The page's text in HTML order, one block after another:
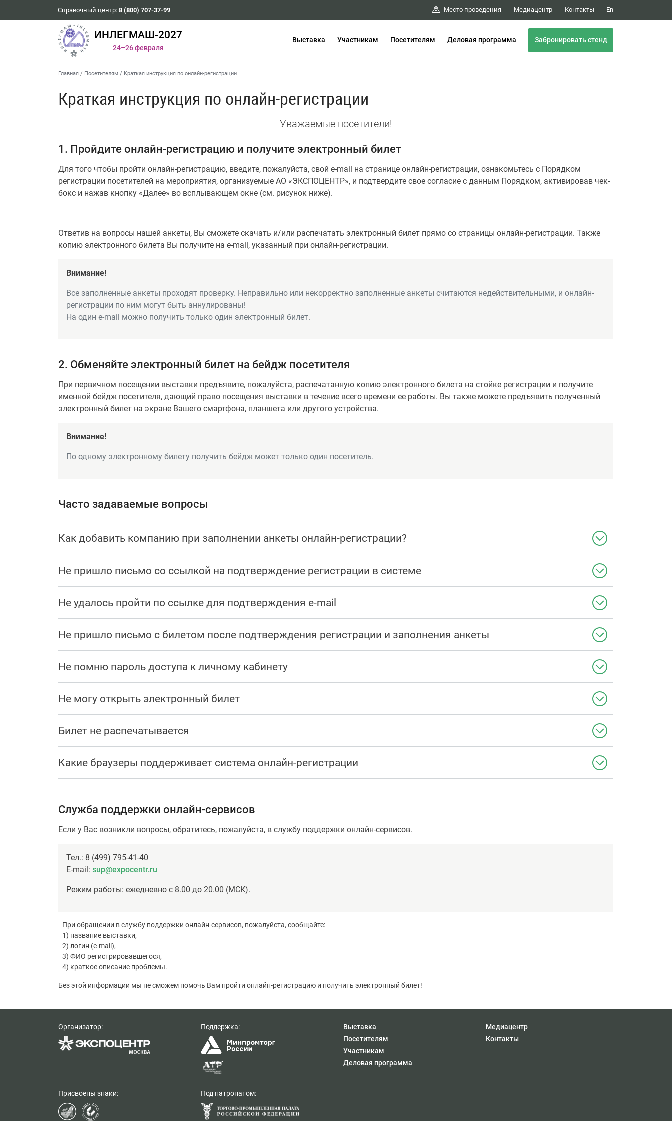
Справочный центр: 8 (800) 707-37-99 Место проведения Медиацентр Контакты En
ИНЛЕГМАШ-2027
24–26 февраля
Выставка Участникам Посетителям Деловая программа Забронировать стенд
Главная / Посетителям / Краткая инструкция по онлайн-регистрации
Краткая инструкция по онлайн-регистрации
Уважаемые посетители!
1. Пройдите онлайн-регистрацию и получите электронный билет
Для того чтобы пройти онлайн-регистрацию, введите, пожалуйста, свой e-mail на странице онлайн-регистрации, ознакомьтесь с Порядком
регистрации посетителей на мероприятия, организуемые АО «ЭКСПОЦЕНТР», и подтвердите свое согласие с данным Порядком, активировав чек-
бокс и нажав кнопку «Далее» во всплывающем окне (см. рисунок ниже).
Ответив на вопросы нашей анкеты, Вы сможете скачать и/или распечатать электронный билет прямо со страницы онлайн-регистрации. Также
копию электронного билета Вы получите на e-mail, указанный при онлайн-регистрации.
Внимание!
Все заполненные анкеты проходят проверку. Неправильно или некорректно заполненные анкеты считаются недействительными, и онлайн-
регистрации по ним могут быть аннулированы!
На один e-mail можно получить только один электронный билет.
2. Обменяйте электронный билет на бейдж посетителя
При первичном посещении выставки предъявите, пожалуйста, распечатанную копию электронного билета на стойке регистрации и получите
именной бейдж посетителя, дающий право посещения выставки в течение всего времени ее работы. Вы также можете предъявить полученный
электронный билет на экране Вашего смартфона, планшета или другого устройства.
Внимание!
По одному электронному билету получить бейдж может только один посетитель.
Часто задаваемые вопросы
Как добавить компанию при заполнении анкеты онлайн-регистрации?
Не пришло письмо со ссылкой на подтверждение регистрации в системе
Не удалось пройти по ссылке для подтверждения e-mail
Не пришло письмо с билетом после подтверждения регистрации и заполнения анкеты
Не помню пароль доступа к личному кабинету
Не могу открыть электронный билет
Билет не распечатывается
Какие браузеры поддерживает система онлайн-регистрации
Служба поддержки онлайн-сервисов
Если у Вас возникли вопросы, обратитесь, пожалуйста, в службу поддержки онлайн-сервисов.
Тел.: 8 (499) 795-41-40
E-mail: sup@expocentr.ru
Режим работы: ежедневно с 8.00 до 20.00 (МСК).
При обращении в службу поддержки онлайн-сервисов, пожалуйста, сообщайте:
1) название выставки,
2) логин (e-mail),
3) ФИО регистрировавшегося,
4) краткое описание проблемы.
Без этой информации мы не сможем помочь Вам пройти онлайн-регистрацию и получить электронный билет!
Организатор:
Присвоены знаки:
Поддержка:
Под патронатом:
Выставка
Посетителям
Участникам
Деловая программа
Медиацентр
Контакты